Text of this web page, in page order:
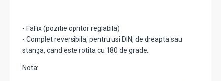
- FaFix (pozitie opritor reglabila)
- Complet reversibila, pentru usi DIN, de dreapta sau
stanga, cand este rotita cu 180 de grade.
Nota: